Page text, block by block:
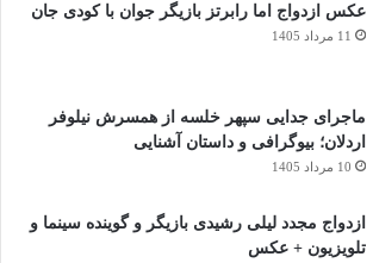
عکس ازدواج اما رابرتز بازیگر جوان با کودی جان
11 مرداد 1405
ماجرای جدایی سپهر خلسه از همسرش نیلوفر
اردلان؛ بیوگرافی و داستان آشنایی
10 مرداد 1405
ازدواج مجدد لیلی رشیدی بازیگر و گوینده سینما و
تلویزیون + عکس